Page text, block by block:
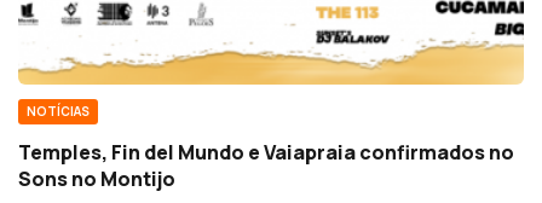
NOTÍCIAS
Temples, Fin del Mundo e Vaiapraia confirmados no
Sons no Montijo